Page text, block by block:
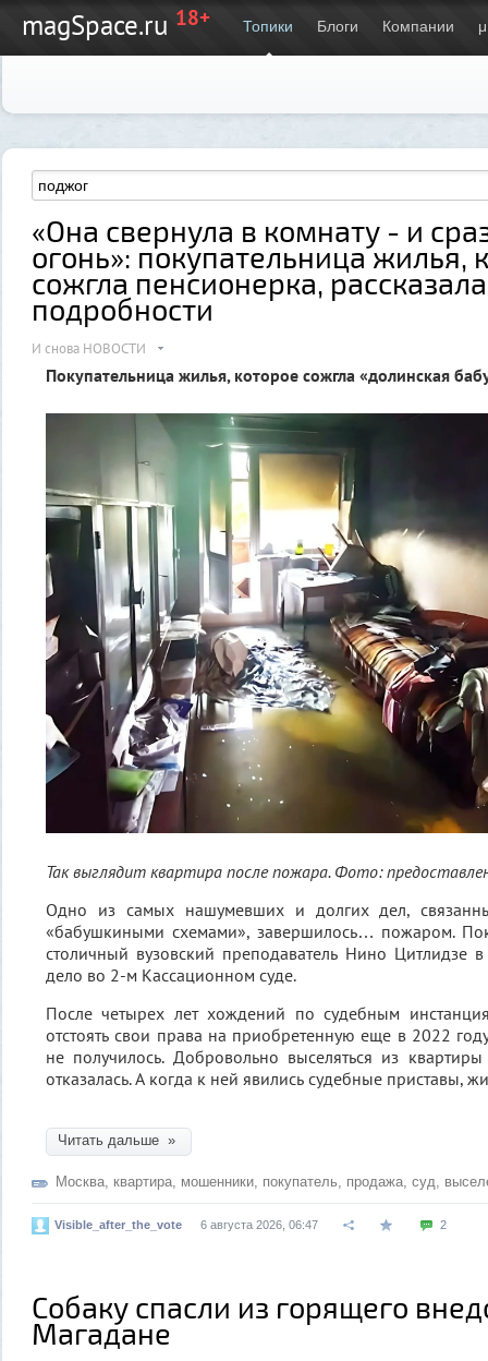
magSpace.ru 18+ Топики Блоги Компании μ
«Она свернула в комнату - и
огонь»: покупательница жилья,
сожгла пенсионерка, рассказала
подробности
И снова НОВОСТИ
Покупательница жилья, которое сожгла «долинская
Так выглядит квартира после пожара. Фото:
Одно из самых нашумевших и долгих дел,
«бабушкиными схемами», завершилось… пожаром.
столичный вузовский преподаватель Нино Цитлидзе
дело во 2-м Кассационном суде.
После четырех лет хождений по судебным
отстоять свои права на приобретенную еще в 2022
не получилось. Добровольно выселяться из
отказалась. А когда к ней явились судебные приставы,
Читать дальше »
Москва квартира мошенники покупатель продажа суд
Visible_after_the_vote 6 августа 2026, 06:47 2
Собаку спасли из горящего
Магадане